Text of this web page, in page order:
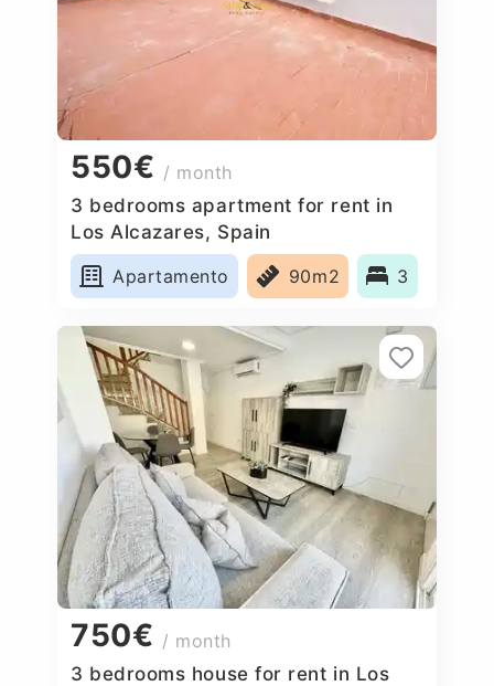
550€ / month
3 bedrooms apartment for rent in
Los Alcazares, Spain
Apartamento
90m2 3
750€ / month
3 bedrooms house for rent in Los